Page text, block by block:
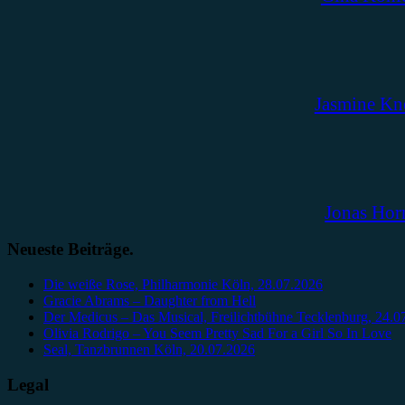
Jasmine
Jonas
Neueste Beiträge.
Die weiße Rose, Philharmonie Köln, 28.07.2026
Gracie Abrams – Daughter from Hell
Der Medicus – Das Musical, Freilichtbühne Tecklenburg,
Olivia Rodrigo – You Seem Pretty Sad For a Girl So In Love
Seal, Tanzbrunnen Köln, 20.07.2026
Legal